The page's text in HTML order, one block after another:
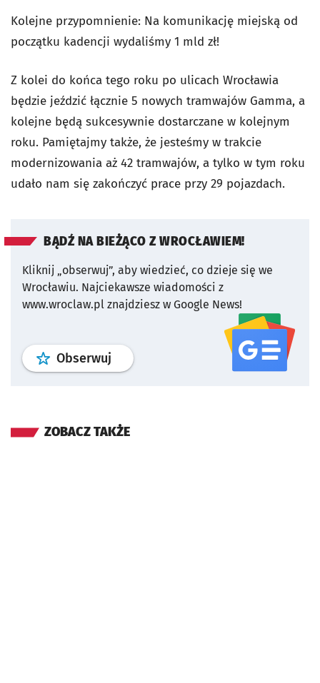
Kolejne przypomnienie: Na komunikację miejską od
początku kadencji wydaliśmy 1 mld zł!
Z kolei do końca tego roku po ulicach Wrocławia
będzie jeździć łącznie 5 nowych tramwajów Gamma, a
kolejne będą sukcesywnie dostarczane w kolejnym
roku. Pamiętajmy także, że jesteśmy w trakcie
modernizowania aż 42 tramwajów, a tylko w tym roku
udało nam się zakończyć prace przy 29 pojazdach.
BĄDŹ NA BIEŻĄCO Z WROCŁAWIEM!
Kliknij „obserwuj”, aby wiedzieć, co dzieje się we
Wrocławiu. Najciekawsze wiadomości z
www.wroclaw.pl znajdziesz w Google News!
Obserwuj profil serwisu
ZOBACZ TAKŻE